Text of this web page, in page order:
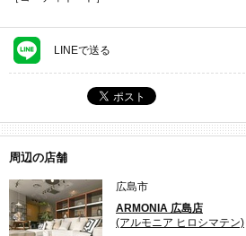
LINEで送る
周辺の店舗
広島市
ARMONIA 広島店
(アルモニア ヒロシマテン)